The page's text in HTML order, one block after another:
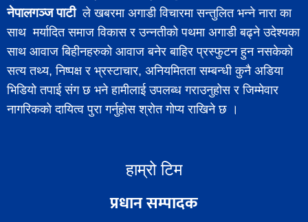
नेपालगञ्ज पाटीले खबरमा अगाडी विचारमा सन्तुलित भन्ने नारा का
साथ मर्यादित समाज विकास र उन्नतीको पथमा अगाडी बढ्ने उदेश्यका
साथ आवाज बिहीनहरुको आवाज बनेर बाहिर प्रस्फुटन हुन नसकेको
सत्य तथ्य, निष्पक्ष र भ्रस्टाचार, अनियमितता सम्बन्धी कुनै अडिया
भिडियो तपाई संग छ भने हामीलाई उपलब्ध गराउनुहोस र जिम्मेवार
नागरिकको दायित्व पुरा गर्नुहोस श्रोत गोप्य राखिने छ ।
हाम्रो टिम
प्रधान सम्पादक